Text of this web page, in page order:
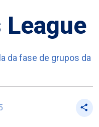
League
da fase de grupos da